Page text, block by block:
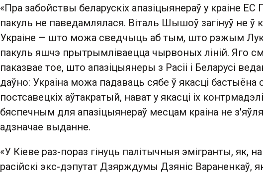
«Пра забойствы беларускіх апазіцыянераў у краіне
пакуль не паведамлялася. Віталь Шышоў загінуў не ў
Украіне — што можа сведчыць аб тым, што рэжым
пакуль яшчэ прытрымліваецца чырвоных ліній. Яго
паказвае тое, што апазіцыянеры з Расіі і Беларусі
даўно: Украіна можа падаваць сябе ў якасці бастыёна
постсавецкіх аўтакратый, нават у якасці іх
бяспечным для апазіцыянераў месцам краіна не
адзначае выданне.
«У Кіеве раз-пораз гінуць палітычныя эмігранты, як,
расійскі экс-дэпутат Дзярждумы Дзяніс Вараненкаў,